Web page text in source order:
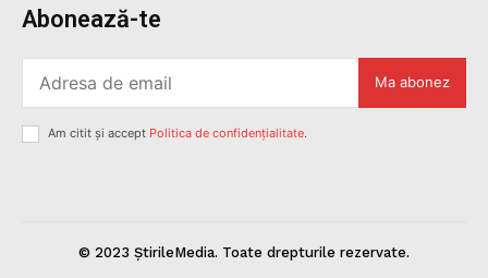
Abonează-te
Ma abonez
Am citit și accept Politica de confidențialitate.
© 2023 ȘtirileMedia. Toate drepturile rezervate.